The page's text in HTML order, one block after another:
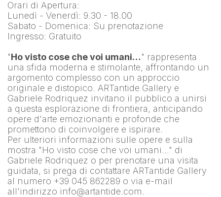
Orari di Apertura:
Lunedì - Venerdì: 9.30 - 18.00
Sabato - Domenica: Su prenotazione
Ingresso: Gratuito
"Ho visto cose che voi umani…" rappresenta
una sfida moderna e stimolante, affrontando un
argomento complesso con un approccio
originale e distopico. ARTantide Gallery e
Gabriele Rodriquez invitano il pubblico a unirsi
a questa esplorazione di frontiera, anticipando
opere d'arte emozionanti e profonde che
promettono di coinvolgere e ispirare.
Per ulteriori informazioni sulle opere e sulla
mostra "Ho visto cose che voi umani…" di
Gabriele Rodriquez o per prenotare una visita
guidata, si prega di contattare ARTantide Gallery
al numero +39 045 862289 o via e-mail
all'indirizzo info@artantide.com.